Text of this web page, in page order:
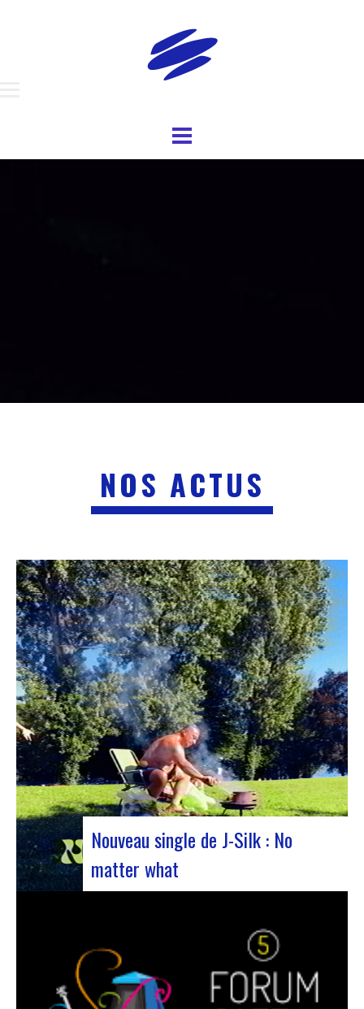
NOS ACTUS
Nouveau single de J-Silk : No
matter what
groupe a récemment dévoilé son dernier chef-
d’œuvre en collaboration avec leur ami Cheeko,
apportant une touche contemporaine à la scène
Nu Soul. Ce nouveau morceau, sorti la semaine